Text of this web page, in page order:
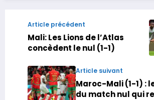
Article précédent
Mali: Les Lions de l’Atlas
concèdent le nul (1-1)
Article suivant
Maroc-Mali (1-1) :
du match nul qui